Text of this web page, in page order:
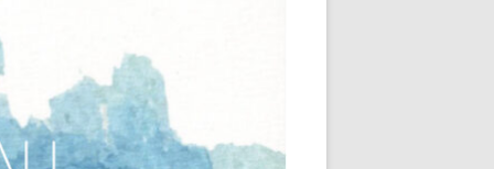
PRÉPARATION À LA
NAISSANCE
DANSE CONTACTE AQUATIQUE
RELAXATION AQUATIQUE . RE-
ET